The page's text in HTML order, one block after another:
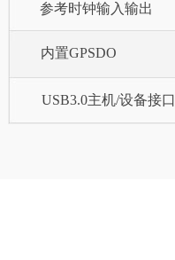
参考时钟输入输出
内置GPSDO
USB3.0主机/设备接口